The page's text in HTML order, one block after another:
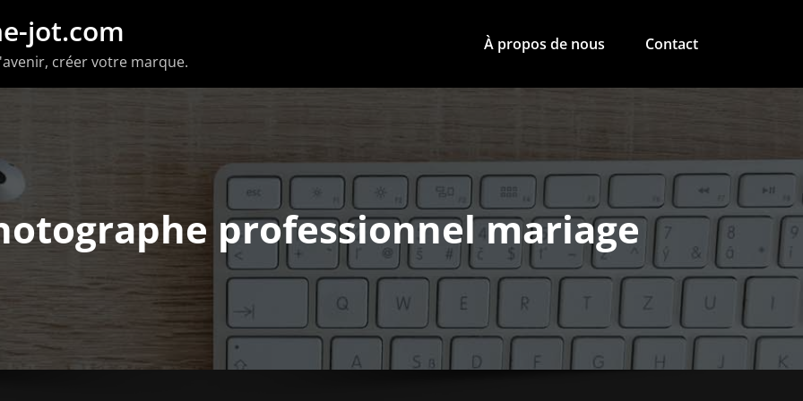
jot.com
créer votre marque.
À propos de nous Contact
professionnel mariage